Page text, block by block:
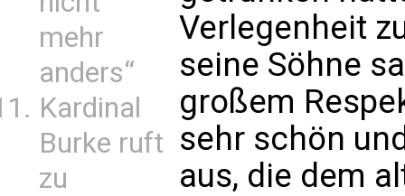
mehr
anders“
Kardinal
Burke ruft
zu
Verlegenheit
seine Söhne
großem
sehr schön
aus, die dem